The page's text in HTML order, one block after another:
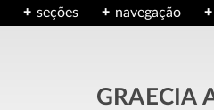
seções navegação
GRAECIA